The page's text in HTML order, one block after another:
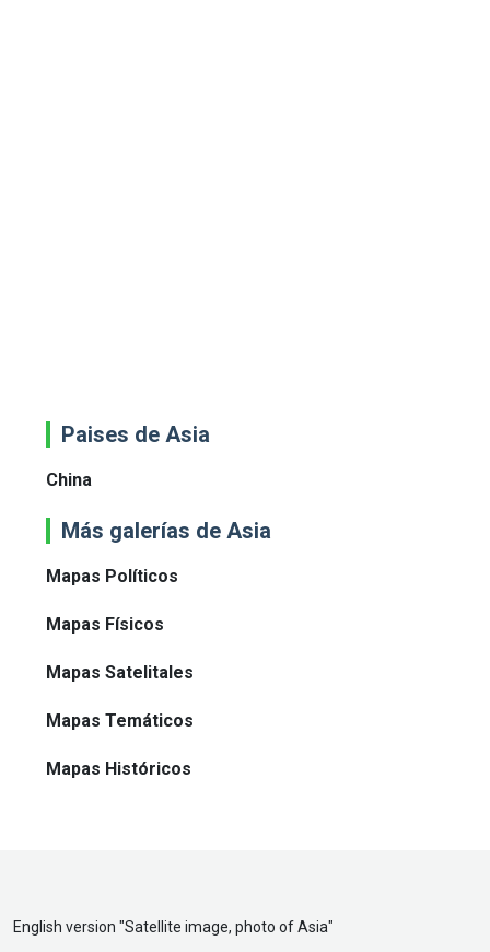
Paises de Asia
China
Más galerías de Asia
Mapas Políticos
Mapas Físicos
Mapas Satelitales
Mapas Temáticos
Mapas Históricos
English version "Satellite image, photo of Asia"